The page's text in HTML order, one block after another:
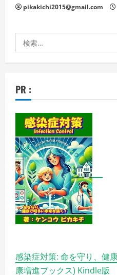
pikakichi2015@gmail.com
索:
PR :
感染症対策: 命を守り、健
康増進ブックス) Kindle版